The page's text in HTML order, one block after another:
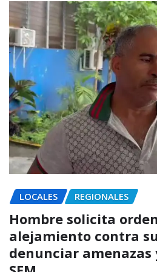
LOCALES REGIONALES
Hombre solicita
alejamiento contra
denunciar amenazas